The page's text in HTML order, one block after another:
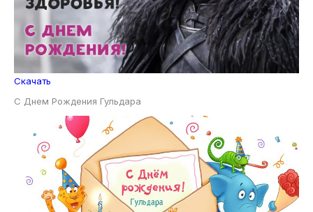
Скачать
С Днем Рождения Гульдара